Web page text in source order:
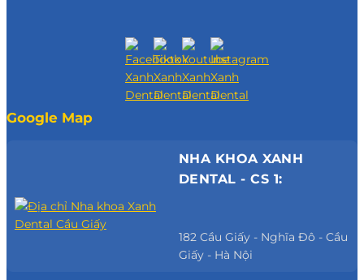
Google Map
NHA KHOA XANH
DENTAL - CS 1:
182 Cầu Giấy - Nghĩa Đô - Cầu
Giấy - Hà Nội